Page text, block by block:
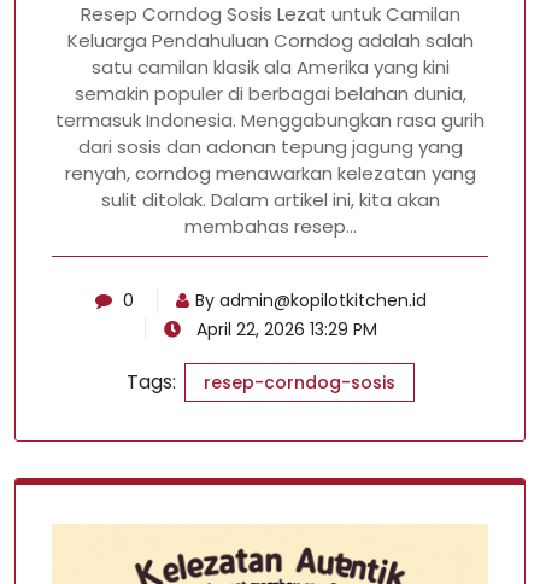
Resep Corndog Sosis Lezat untuk Camilan
Keluarga Pendahuluan Corndog adalah salah
satu camilan klasik ala Amerika yang kini
semakin populer di berbagai belahan dunia,
termasuk Indonesia. Menggabungkan rasa gurih
dari sosis dan adonan tepung jagung yang
renyah, corndog menawarkan kelezatan yang
sulit ditolak. Dalam artikel ini, kita akan
membahas resep…
0 By admin@kopilotkitchen.id
April 22, 2026 13:29 PM
Tags: resep-corndog-sosis